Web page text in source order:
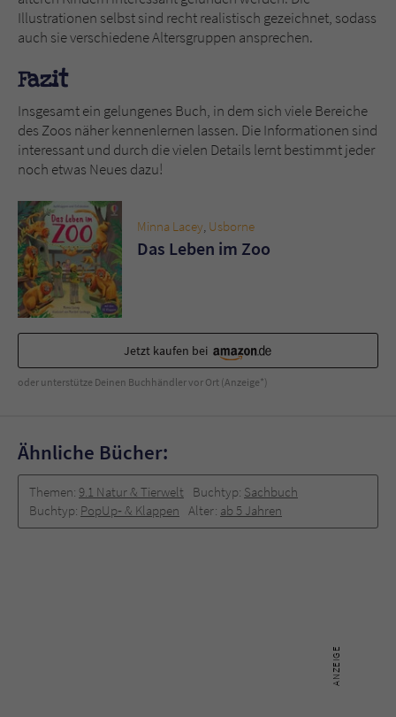
Illustrationen selbst sind recht realistisch gezeichnet, sodass
auch sie verschiedene Altersgruppen ansprechen.
Fazit
Insgesamt ein gelungenes Buch, in dem sich viele Bereiche
des Zoos näher kennenlernen lassen. Die Informationen sind
interessant und durch die vielen Details lernt bestimmt jeder
noch etwas Neues dazu!
Minna Lacey, Usborne
Das Leben im Zoo
Jetzt kaufen bei
oder unterstütze Deinen Buchhändler vor Ort (Anzeige*)
Ähnliche Bücher:
Themen: 9.1 Natur & Tierwelt Buchtyp: Sachbuch
Buchtyp: PopUp‐ & Klappen Alter: ab 5 Jahren